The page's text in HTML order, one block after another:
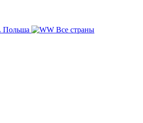
Польша Все страны